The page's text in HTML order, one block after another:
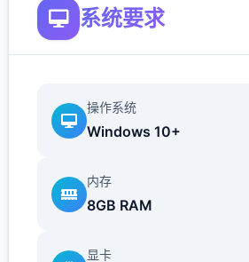
的反应。
1、第一次到达店里
3、第一次探索不同区域
4、第一次呼叫老板娘（可战斗
系统要求
操作系统
Windows 10+
内存
8GB RAM
显卡